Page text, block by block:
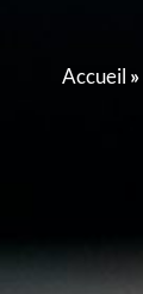
Accueil »